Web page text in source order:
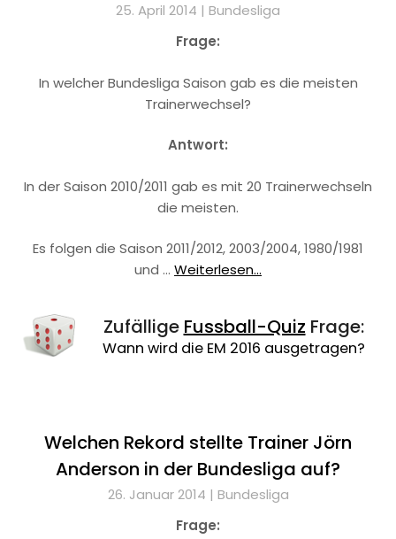
25. April 2014 | Bundesliga
Frage:
In welcher Bundesliga Saison gab es die meisten
Trainerwechsel?
Antwort:
In der Saison 2010/2011 gab es mit 20 Trainerwechseln
die meisten.
Es folgen die Saison 2011/2012, 2003/2004, 1980/1981
und … Weiterlesen...
Zufällige Fussball-Quiz Frage:
Wann wird die EM 2016 ausgetragen?
Welchen Rekord stellte Trainer Jörn
Anderson in der Bundesliga auf?
26. Januar 2014 | Bundesliga
Frage: